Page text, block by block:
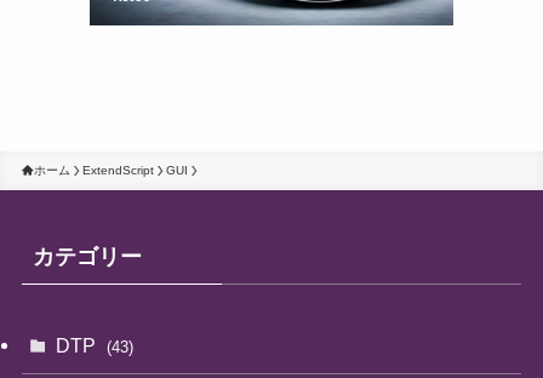
ホーム ExtendScript GUI
カテゴリー
DTP (43)